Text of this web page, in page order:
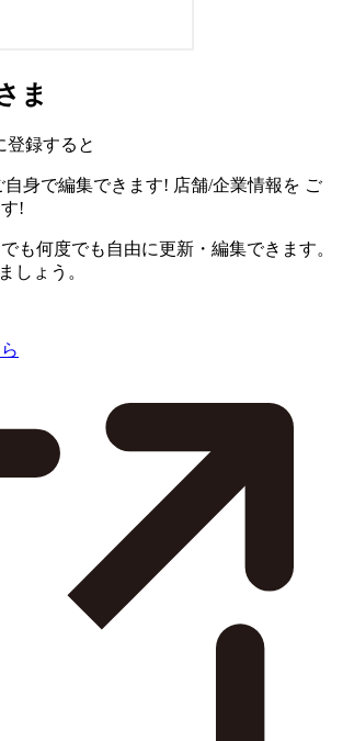
ま
登録すると
自身で編集できます! 店舗/企業情報を ご
!
も何度でも自由に更新・編集できます。
しょう。